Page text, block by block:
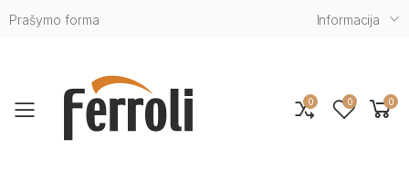
Prašymo forma Informacija
Toggle mobile menu
0 0 0